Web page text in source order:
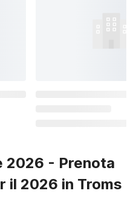
2026 - Prenota
il 2026 in Troms